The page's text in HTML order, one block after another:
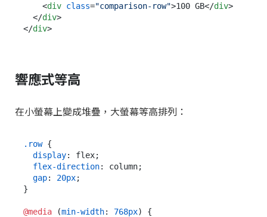
<div class="comparison-row">100 GB</div>
</div>
</div>
響應式等高
在小螢幕上變成堆疊，大螢幕等高排列：
.row {
display: flex;
flex-direction: column;
gap: 20px;
}
@media (min-width: 768px) {